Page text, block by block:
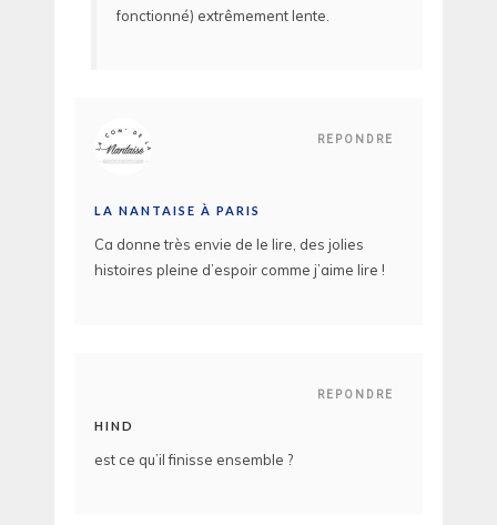
fonctionné) extrêmement lente.
REPONDRE
LA NANTAISE À PARIS
Ca donne très envie de le lire, des jolies
histoires pleine d’espoir comme j’aime lire !
REPONDRE
HIND
est ce qu’il finisse ensemble ?